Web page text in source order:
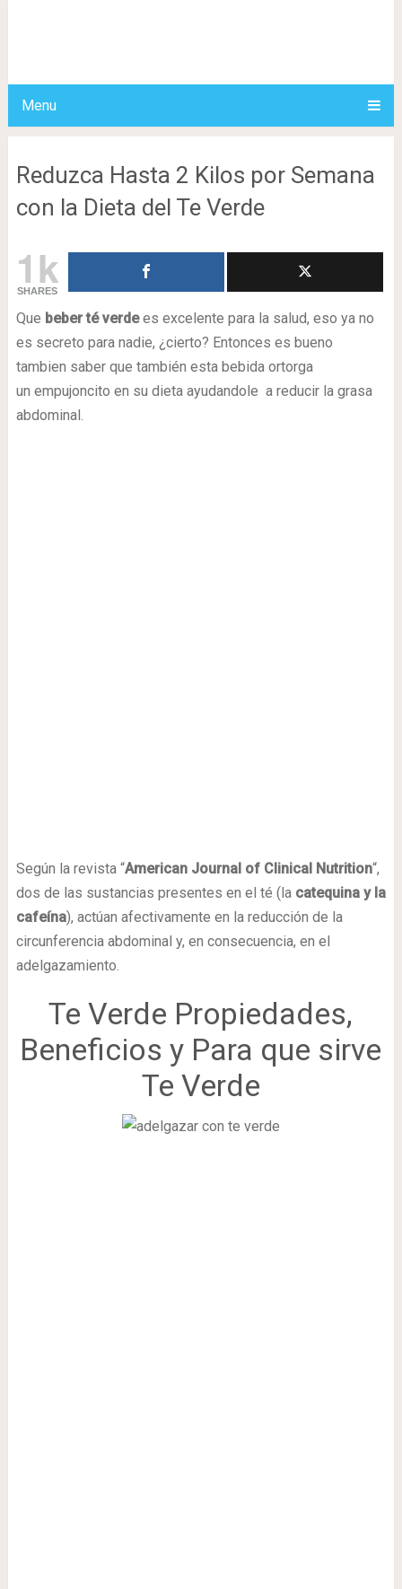
Menu
Reduzca Hasta 2 Kilos por Semana
con la Dieta del Te Verde
1k
SHARES
Que beber té verdees excelente para la salud, eso ya no
es secreto para nadie, ¿cierto? Entonces es bueno
tambien saber que también esta bebida ortorga
un empujoncito en su dieta ayudandole a reducir la grasa
abdominal.
Según la revista “American Journal of Clinical Nutrition“,
dos de las sustancias presentes en el té (la catequina y la
cafeína), actúan afectivamente en la reducción de la
circunferencia abdominal y, en consecuencia, en el
adelgazamiento.
Te Verde Propiedades,
Beneficios y Para que sirve
Te Verde